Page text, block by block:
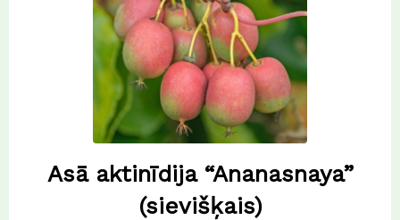
Asā aktinīdija “Ananasnaya”
(sievišķais)